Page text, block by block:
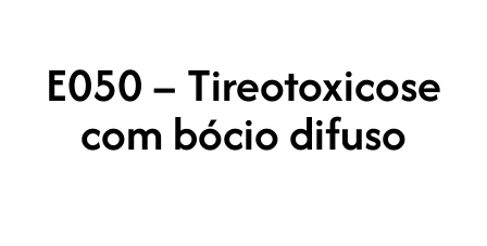
E050 – Tireotoxicose
com bócio difuso